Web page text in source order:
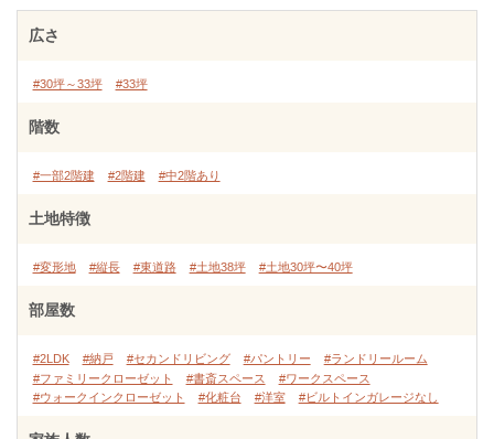
広さ
#30坪～33坪 #33坪
階数
#一部2階建 #2階建 #中2階あり
土地特徴
#変形地 #縦長 #東道路 #土地38坪 #土地30坪〜40坪
部屋数
#2LDK #納戸 #セカンドリビング #パントリー
#ランドリールーム
#ファミリークローゼット
#書斎スペース
#ワークスペース
#ウォークインクローゼット
#化粧台 #洋室 #ビルトインガレージなし